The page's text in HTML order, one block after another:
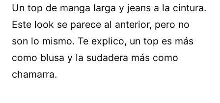
Un top de manga larga y jeans a la cintura.
Este look se parece al anterior, pero no
son lo mismo. Te explico, un top es más
como blusa y la sudadera más como
chamarra.